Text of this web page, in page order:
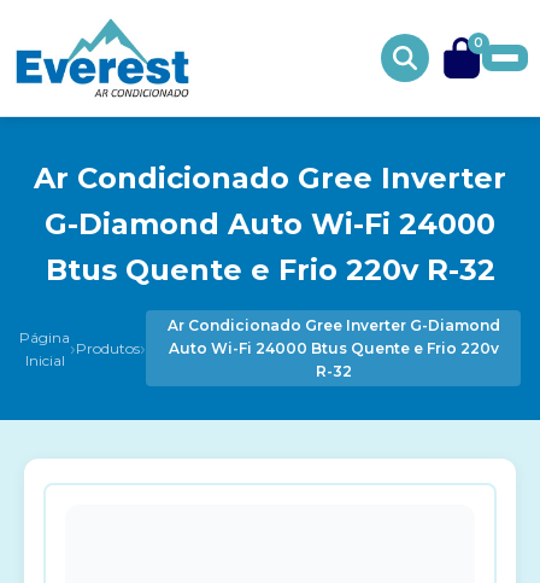
0
Ar Condicionado Gree Inverter
G-Diamond Auto Wi-Fi 24000
Btus Quente e Frio 220v R-32
Página
Inicial ›Produtos›
Ar Condicionado Gree Inverter G-Diamond
Auto Wi-Fi 24000 Btus Quente e Frio 220v
R-32